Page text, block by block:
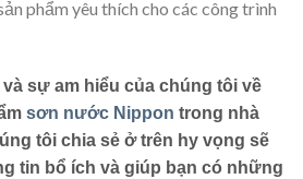
phẩm yêu thích cho các công trình
sự am hiểu của chúng tôi về
sơn nước Nippon trong nhà
tôi chia sẻ ở trên hy vọng sẽ
tin bổ ích và giúp bạn có những